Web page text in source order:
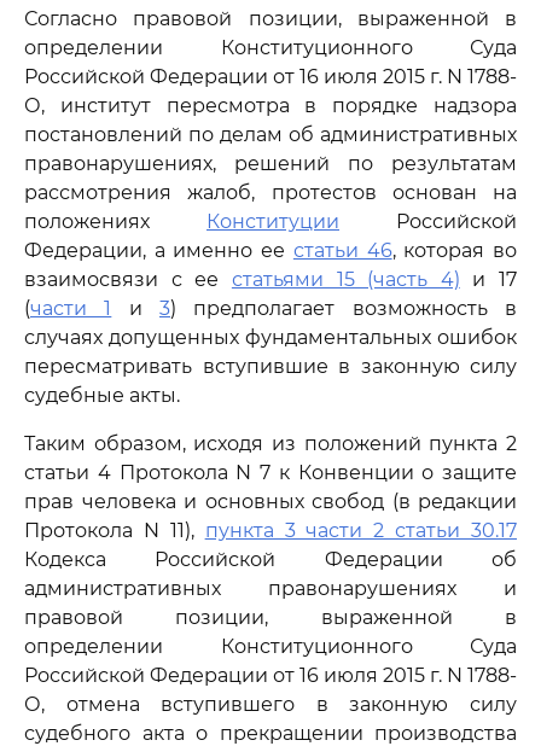
Согласно правовой позиции, выраженной в
определении Конституционного Суда
Российской Федерации от 16 июля 2015 г. N 1788-
О, институт пересмотра в порядке надзора
постановлений по делам об административных
правонарушениях, решений по результатам
рассмотрения жалоб, протестов основан на
положениях
Конституции Российской
Федерации, а именно ее статьи 46, которая во
взаимосвязи с ее статьями 15 (часть 4) и 17
(части 1 и3) предполагает возможность в
случаях допущенных фундаментальных ошибок
пересматривать вступившие в законную силу
судебные акты.
Таким образом, исходя из положений пункта 2
статьи 4 Протокола N 7 к Конвенции о защите
прав человека и основных свобод (в редакции
Протокола N 11), пункта 3 части 2 статьи 30.17
Кодекса Российской Федерации об
административных правонарушениях и
правовой позиции, выраженной в
определении Конституционного Суда
Российской Федерации от 16 июля 2015 г. N 1788-
О, отмена вступившего в законную силу
судебного акта о прекращении производства